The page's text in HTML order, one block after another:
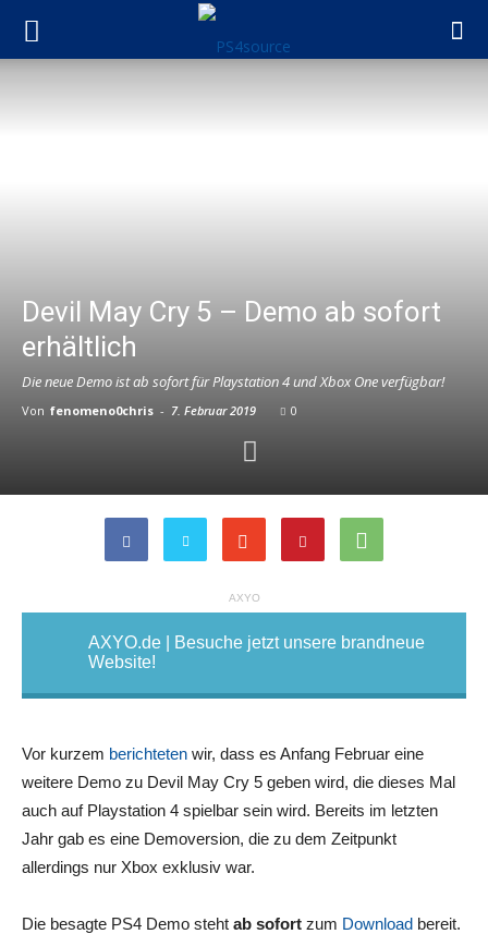
Devil May Cry 5 – Demo ab sofort
erhältlich
Die neue Demo ist ab sofort für Playstation 4 und Xbox One verfügbar!
Von fenomeno0chris - 7. Februar 2019 0
AXYO
AXYO.de | Besuche jetzt unsere brandneue
Website!
Vor kurzem berichteten wir, dass es Anfang Februar eine
weitere Demo zu Devil May Cry 5 geben wird, die dieses Mal
auch auf Playstation 4 spielbar sein wird. Bereits im letzten
Jahr gab es eine Demoversion, die zu dem Zeitpunkt
allerdings nur Xbox exklusiv war.
Die besagte PS4 Demo steht ab sofort zum Download bereit.